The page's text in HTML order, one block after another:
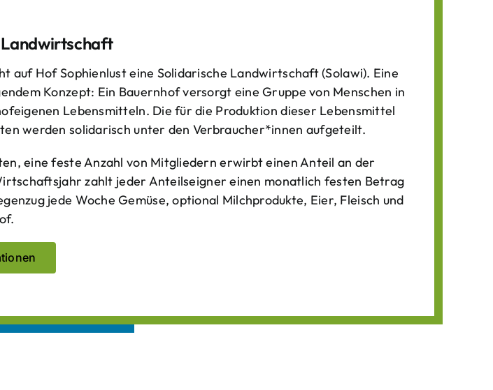
auf Hof Sophienlust eine Solidarische Landwirtschaft (Solawi). Eine
Konzept: Ein Bauern­hof versorgt eine Gruppe von Menschen in
Lebens­mitteln. Die für die Produktion dieser Lebens­mittel
werden solidarisch unter den Verbraucher*­innen aufgeteilt.
eine feste Anzahl von Mitgliedern erwirbt einen Anteil an der
zahlt jeder Anteilseigner einen monatlich festen Betrag
jede Woche Gemüse, optional Milchprodukte, Eier, Fleisch und